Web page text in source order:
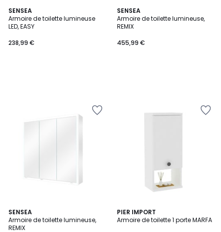
SENSEA
Armoire de toilette lumineuse
LED, EASY
238,99 €
SENSEA
Armoire de toilette lumineuse,
REMIX
455,99 €
SENSEA
Armoire de toilette lumineuse,
REMIX
PIER IMPORT
Armoire de toilette 1 porte MARFA
2
Couleurs